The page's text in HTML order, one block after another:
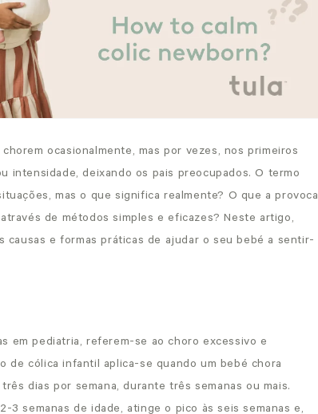
ocasionalmente, mas por vezes, nos primeiros
intensidade, deixando os pais preocupados. O termo
mas o que significa realmente? O que a provoca
de métodos simples e eficazes? Neste artigo,
causas e formas práticas de ajudar o seu bebé a sentir-
em pediatria, referem-se ao choro excessivo e
de cólica infantil aplica-se quando um bebé chora
dias por semana, durante três semanas ou mais.
3 semanas de idade, atinge o pico às seis semanas e,